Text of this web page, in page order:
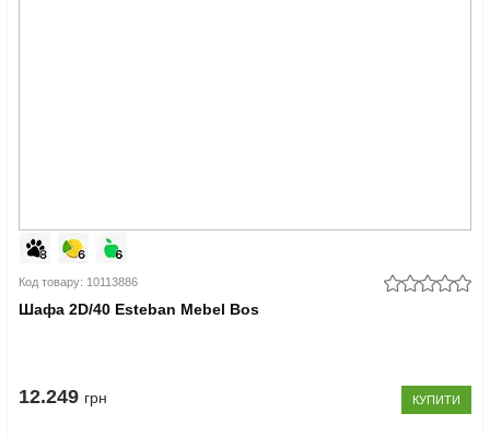
Код товару: 10113886
Шафа 2D/40 Esteban Mebel Bos
12.249 грн КУПИТИ